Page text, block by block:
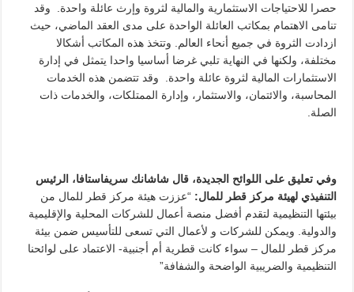
حصرا للاحتياجات الاستثمارية والمالية لثروة وإرث عائلة واحدة. وقد
تنامى الاهتمام بمكاتب العائلة الواحدة على مدى العقد الماضي، حيث
ازدادت الثروة في جميع أنحاء العالم. وتتخذ هذه المكاتب أشكالا
مختلفة، ولكنها في النهاية تلبي غرضا أساسيا واحدا يتمثل في إدارة
الاستثمارات المالية لثروة عائلة واحدة. وقد تتضمن هذه الخدمات
المحاسبة، والائتمان، والاستثمار، وإدارة الممتلكات، والخدمات ذات
الصلة.
وفي تعليق على اللوائح الجديدة، قال شاشانك سريفاستافا، الرئيس
التنفيذي لهيئة مركز قطر للمال: “عززت هيئة مركز قطر للمال من
بيئتها التنظيمية لتقدم أفضل منصة أعمال للشركات المحلية والإقليمية
والدولية. ويمكن للشركات و لأعمال التي تسعى للتأسيس ضمن بيئة
مركز قطر للمال – سواء كانت قطرية أم أجنبية- الاعتماد على لوائحنا
التنظيمية والضريبية الواضحة والشفافة”